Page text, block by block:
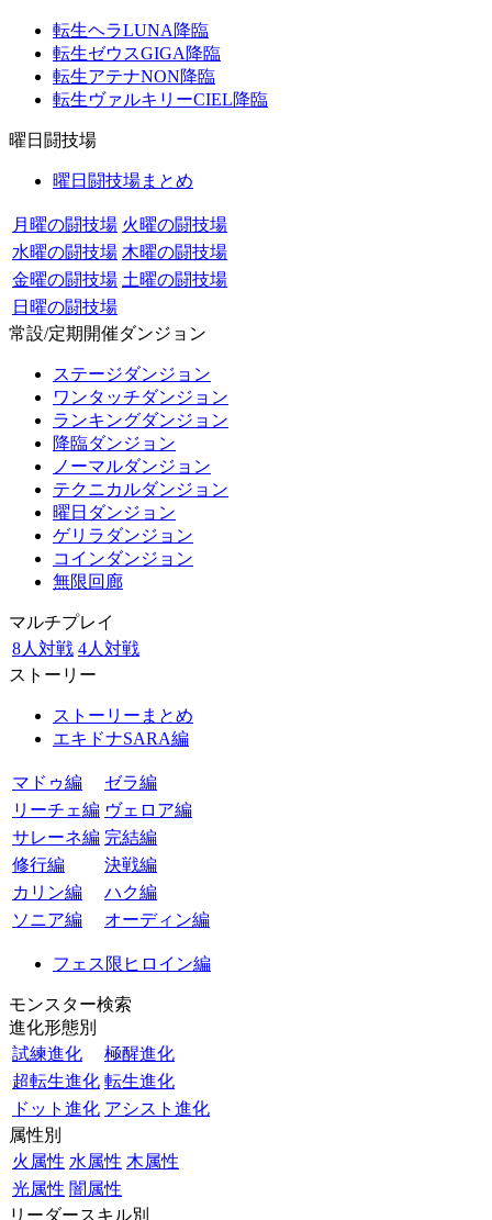
転生ヘラLUNA降臨
転生ゼウスGIGA降臨
転生アテナNON降臨
転生ヴァルキリーCIEL降臨
曜日闘技場
曜日闘技場まとめ
月曜の闘技場 火曜の闘技場
水曜の闘技場 木曜の闘技場
金曜の闘技場 土曜の闘技場
日曜の闘技場
常設/定期開催ダンジョン
ステージダンジョン
ワンタッチダンジョン
ランキングダンジョン
降臨ダンジョン
ノーマルダンジョン
テクニカルダンジョン
曜日ダンジョン
ゲリラダンジョン
コインダンジョン
無限回廊
マルチプレイ
8人対戦 4人対戦
ストーリー
ストーリーまとめ
エキドナSARA編
マドゥ編
ゼラ編
リーチェ編 ヴェロア編
サレーネ編 完結編
修行編
決戦編
カリン編
ハク編
ソニア編
オーディン編
フェス限ヒロイン編
モンスター検索
進化形態別
試練進化
極醒進化
超転生進化 転生進化
ドット進化 アシスト進化
属性別
火属性 水属性 木属性
光属性 闇属性
リーダースキル別